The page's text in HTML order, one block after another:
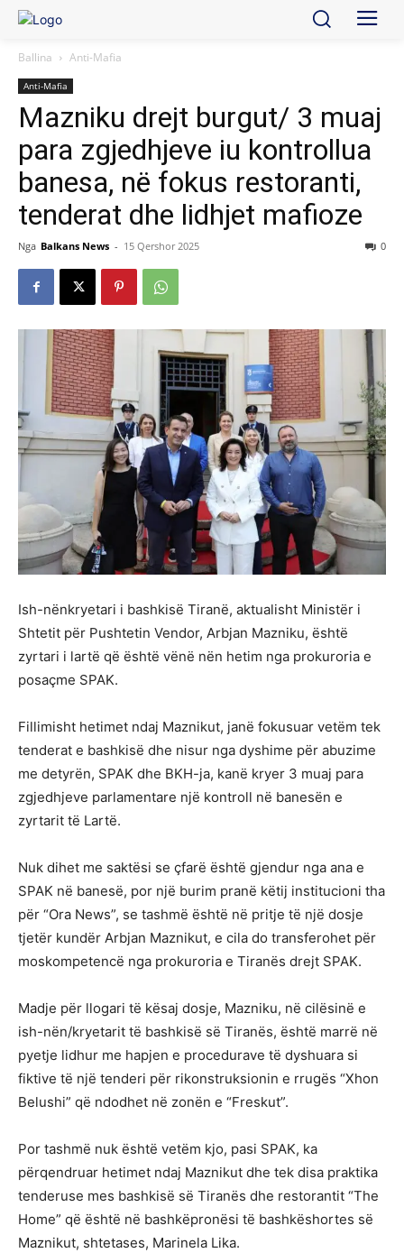
Ballina Anti-Mafia
Anti-Mafia
Mazniku drejt burgut/ 3 muaj
para zgjedhjeve iu kontrollua
banesa, në fokus restoranti,
tenderat dhe lidhjet mafioze
Nga Balkans News - 15 Qershor 2025 0
Ish-nënkryetari i bashkisë Tiranë, aktualisht Ministër i
Shtetit për Pushtetin Vendor, Arbjan Mazniku, është
zyrtari i lartë që është vënë nën hetim nga prokuroria e
posaçme SPAK.
Fillimisht hetimet ndaj Maznikut, janë fokusuar vetëm tek
tenderat e bashkisë dhe nisur nga dyshime për abuzime
me detyrën, SPAK dhe BKH-ja, kanë kryer 3 muaj para
zgjedhjeve parlamentare një kontroll në banesën e
zyrtarit të Lartë.
Nuk dihet me saktësi se çfarë është gjendur nga ana e
SPAK në banesë, por një burim pranë këtij institucioni tha
për “Ora News”, se tashmë është në pritje të një dosje
tjetër kundër Arbjan Maznikut, e cila do transferohet për
moskompetencë nga prokuroria e Tiranës drejt SPAK.
Madje për llogari të kësaj dosje, Mazniku, në cilësinë e
ish-nën/kryetarit të bashkisë së Tiranës, është marrë në
pyetje lidhur me hapjen e procedurave të dyshuara si
fiktive të një tenderi për rikonstruksionin e rrugës “Xhon
Belushi” që ndodhet në zonën e “Freskut”.
Por tashmë nuk është vetëm kjo, pasi SPAK, ka
përqendruar hetimet ndaj Maznikut dhe tek disa praktika
tenderuse mes bashkisë së Tiranës dhe restorantit “The
Home” që është në bashkëpronësi të bashkëshortes së
Maznikut, shtetases, Marinela Lika.